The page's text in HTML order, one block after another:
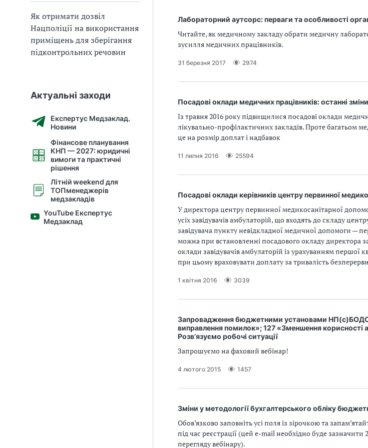
Як отримати дозвіл
Нацполіції на використання
приміщень для зберігання
підконтрольних речовин
Актуальні заходи
Експертус Медзаклад.
Новини
Фінансове планування
КНП — 2027: юридичні
вимоги та практичні
рішення
Літній weekend для
ТОПменеджерів
медзакладів
YouTube Експертус
Медзаклад
Лабораторний аутсорс: перваги та особливості
Читайте, як медичному закладу обрати медичну
зусилля медичних працівників.
31 березня 2017 2974
Посадові оклади медичних працівників: останні зміни
Із травня 2016 року підвищилися посадові оклади
лікувально-профілактичних закладів. Проте багатьом
це на розмір доплат і надбавок
11 липня 2016 25594
Посадові оклади керівників центру первинної
У директора центру первинної медико­санітарної
усіх завідувачів амбулаторій, що входять до складу
завідувача пункту невідкладної медичної допомоги —
можна при встановленні посадового окладу директора
оклади завідувачів амбулаторій із урахуванням першої
при цьому враховувати доплату за тривалість
1 квітня 2016 3039
Запровадження бюджетними установами НП(с)БОДС:
виправлення помилок»; 127 «Зменшення корисності
Розв’язуємо робочі ситуації
Запрошуємо на фаховий вебінар!
4 лютого 2015 1457
Зміни у методології бухгалтерського обліку
Обов’язково заповніть усі поля із зірочкою та
під час реєстрації (цей e-mail необхідно буде зазначити
перегляду вебінару).